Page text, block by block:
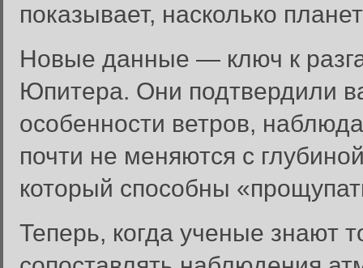
показывает, насколько
Новые данные — ключ к
Юпитера. Они подтвердили
особенности ветров,
почти не меняются с
который способны
Теперь, когда ученые